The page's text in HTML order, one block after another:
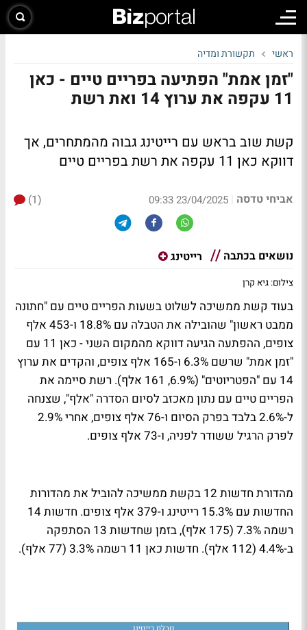
ראשי תקשורת ומדיה
"זמן אמת" הפתיעה בפריים טיים - כאן
11 עקפה את ערוץ 14 ואת רשת
קשת שוב בראש עם רייטינג גבוה מהמתחרים, אך
דווקא כאן 11 עקפה את רשת בפריים טיים
אביחי טדסה |
23/04/2025 09:33
(1)
נושאים בכתבה רייטינג
צילום: גיא קרן
בעוד קשת ממשיכה לשלוט בשעות הפריים טיים עם "חתונה
ממבט ראשון" שהובילה את הטבלה עם 18.8% ו-453 אלף
צופים, ההפתעה הגיעה דווקא מהמקום השני - כאן 11 עם
"זמן אמת" שרשם 6.3% ו-165 אלף צופים, והקדים את ערוץ
14 עם "הפטריוטים" (6.9%, 161 אלף). רשת סיימה את
הפריים טיים עם נתון מאכזב לסיום הסדרה "אלף", שצנחה
ל-2.6% בלבד בפרק הסיום ו-76 אלף צופים, אחרי 2.9%
לפרק הרגיל ששודר לפניה, ו-73 אלף צופים.
מהדורת חדשות 12 בקשת ממשיכה להוביל את מהדורות
החדשות עם 15.3% רייטינג ו-379 אלף צופים. חדשות 14
רשמה 7.3% (175 אלף), בזמן שחדשות 13 הסתפקה
ב-4.4% (112 אלף). חדשות כאן 11 רשמה 3.3% (77 אלף).